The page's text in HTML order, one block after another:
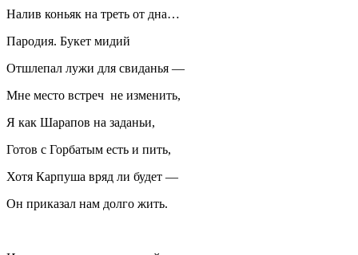
Налив коньяк на треть от дна…
Пародия. Букет мидий
Отшлепал лужи для свиданья —
Мне место встреч не изменить,
Я как Шарапов на заданьи,
Готов с Горбатым есть и пить,
Хотя Карпуша вряд ли будет —
Он приказал нам долго жить.